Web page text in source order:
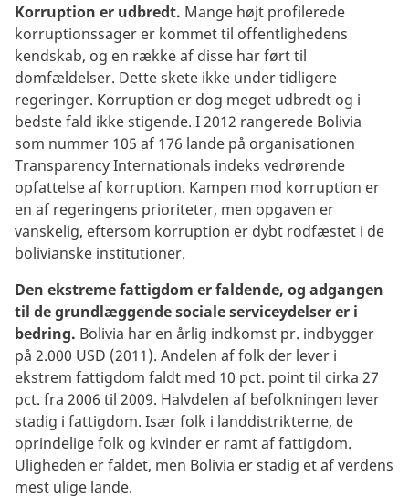
Korruption er udbredt. Mange højt profilerede
korruptionssager er kommet til offentlighedens
kendskab, og en række af disse har ført til
domfældelser. Dette skete ikke under tidligere
regeringer. Korruption er dog meget udbredt og i
bedste fald ikke stigende. I 2012 rangerede Bolivia
som nummer 105 af 176 lande på organisationen
Transparency Internationals indeks vedrørende
opfattelse af korruption. Kampen mod korruption er
en af regeringens prioriteter, men opgaven er
vanskelig, eftersom korruption er dybt rodfæstet i de
bolivianske institutioner.
Den ekstreme fattigdom er faldende, og adgangen
til de grundlæggende sociale serviceydelser er i
bedring. Bolivia har en årlig indkomst pr. indbygger
på 2.000 USD (2011). Andelen af folk der lever i
ekstrem fattigdom faldt med 10 pct. point til cirka 27
pct. fra 2006 til 2009. Halvdelen af befolkningen lever
stadig i fattigdom. Især folk i landdistrikterne, de
oprindelige folk og kvinder er ramt af fattigdom.
Uligheden er faldet, men Bolivia er stadig et af verdens
mest ulige lande.